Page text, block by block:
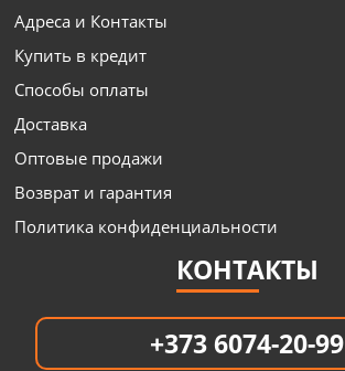
Адреса и Контакты
Купить в кредит
Способы оплаты
Доставка
Оптовые продажи
Возврат и гарантия
Политика конфиденциальности
КОНТАКТЫ
+373 6074-20-99